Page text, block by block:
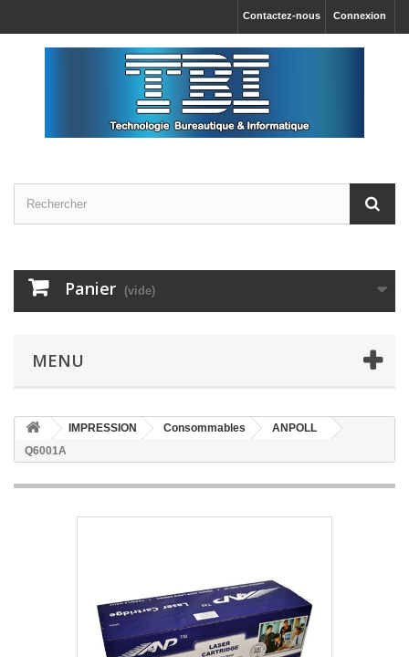
Connexion
Contactez-nous
Panier (vide)
MENU
IMPRESSION Consommables
ANPOLL
Q6001A